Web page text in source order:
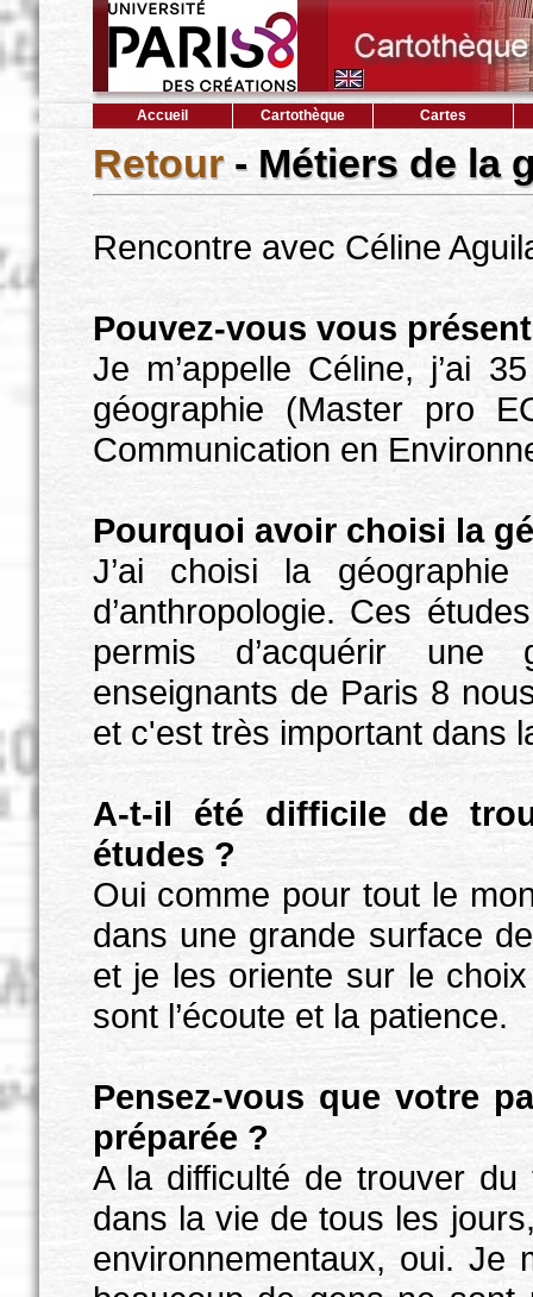
Accueil Cartothèque Cartes
Retour- Métiers de la
Rencontre avec Céline
Pouvez-vous vous
Je m’appelle Céline, j’ai
géographie (Master pro
Communication en
Pourquoi avoir choisi la
J’ai choisi la
d’anthropologie. Ces
permis d’acquérir une
enseignants de Paris 8
et c'est très important dans
A-t-il été difficile de
études ?
Oui comme pour tout le
dans une grande surface
et je les oriente sur le
sont l’écoute et la patience.
Pensez-vous que votre
préparée ?
A la difficulté de trouver
dans la vie de tous les
environnementaux, oui. Je